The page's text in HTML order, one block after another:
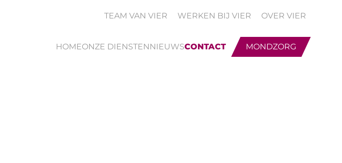
TEAM VAN VIER WERKEN BIJ VIER OVER VIER
HOMEONZE DIENSTEN NIEUWSCONTACT MONDZORG